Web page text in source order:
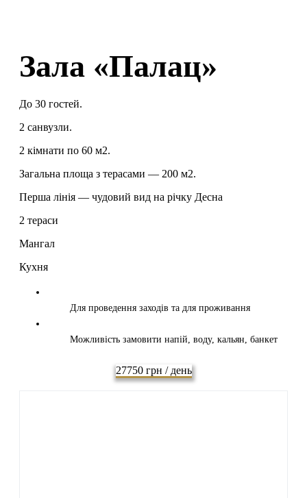
Зала «Палац»
До 30 гостей.
2 санвузли.
2 кімнати по 60 м2.
Загальна площа з терасами — 200 м2.
Перша лінія — чудовий вид на річку Десна
2 тераси
Мангал
Кухня
Для проведення заходів та для проживання
Можливість замовити напій, воду, кальян, банкет
27750 грн / день